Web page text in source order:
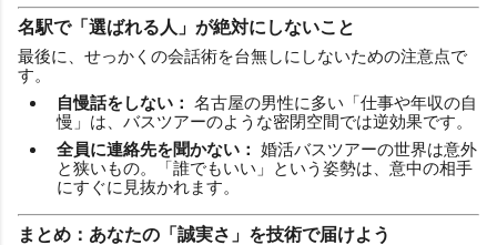
名駅で「選ばれる人」が絶対にしないこと
最後に、せっかくの会話術を台無しにしないための注意点で
す。
自慢話をしない： 名古屋の男性に多い「仕事や年収の自
慢」は、バスツアーのような密閉空間では逆効果です。
全員に連絡先を聞かない： 婚活バスツアーの世界は意外
と狭いもの。「誰でもいい」という姿勢は、意中の相手
にすぐに見抜かれます。
まとめ：あなたの「誠実さ」を技術で届けよう